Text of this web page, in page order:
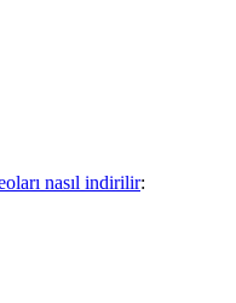
nasıl indirilir: